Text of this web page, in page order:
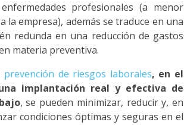
profesionales (a menor
la empresa), además se traduce en una
redunda en una reducción de gastos
materia preventiva.
prevención de riesgos laborales, en el
implantación real y efectiva de
, se pueden minimizar, reducir y, en
condiciones óptimas y seguras en el